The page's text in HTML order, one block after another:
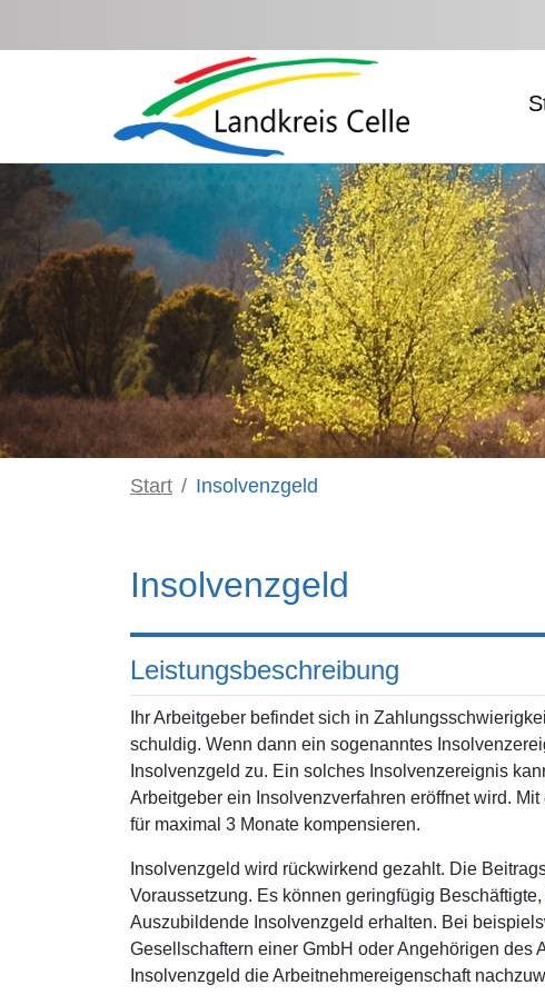
Start Insolvenzgeld
Insolvenzgeld
Leistungsbeschreibung
Ihr Arbeitgeber befindet sich in
schuldig. Wenn dann ein sogenanntes
Insolvenzgeld zu. Ein solches Insolvenzereignis
Arbeitgeber ein Insolvenzverfahren eröffnet wird.
für maximal 3 Monate kompensieren.
Insolvenzgeld wird rückwirkend gezahlt. Die
Voraussetzung. Es können geringfügig
Auszubildende Insolvenzgeld erhalten. Bei
Gesellschaftern einer GmbH oder Angehörigen des
Insolvenzgeld die Arbeitnehmereigenschaft